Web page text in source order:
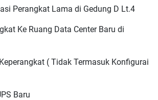
Perangkat Lama di Gedung D Lt.4
Ke Ruang Data Center Baru di
( Tidak Termasuk Konfigurai
Baru